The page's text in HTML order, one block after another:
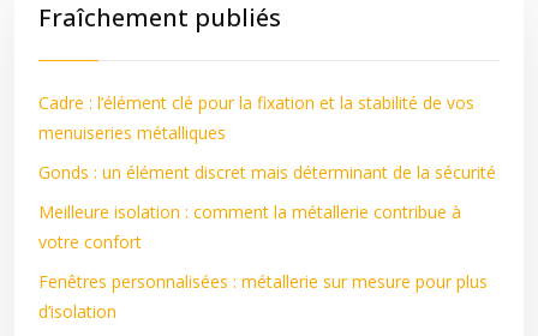
Fraîchement publiés
Cadre : l’élément clé pour la fixation et la stabilité de vos
menuiseries métalliques
Gonds : un élément discret mais déterminant de la sécurité
Meilleure isolation : comment la métallerie contribue à
votre confort
Fenêtres personnalisées : métallerie sur mesure pour plus
d’isolation